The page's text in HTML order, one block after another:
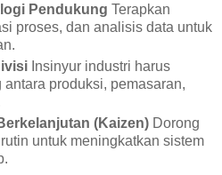
Pendukung Terapkan
proses, dan analisis data untuk
Insinyur industri harus
produksi, pemasaran,
(Kaizen) Dorong
untuk meningkatkan sistem